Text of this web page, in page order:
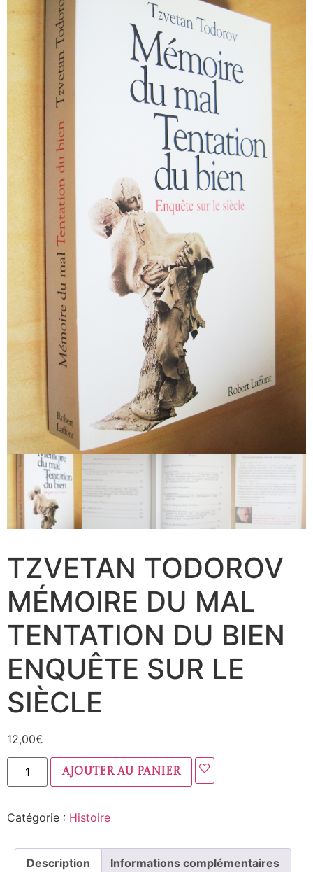
TZVETAN TODOROV
MÉMOIRE DU MAL
TENTATION DU BIEN
ENQUÊTE SUR LE
SIÈCLE
12,00€
Ajouter au panier
Catégorie : Histoire
Description Informations complémentaires